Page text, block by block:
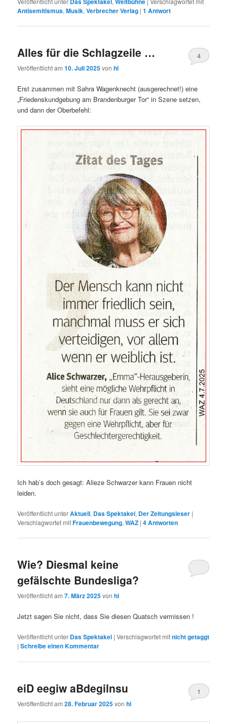
Antisemitismus,Musik,Verbrecher Verlag |1 Antwort
Alles für die Schlagzeile …
Veröffentlicht am10. Juli 2025vonhl
4
Erst zusammen mit Sahra Wagenknecht (ausgerechnet!) eine
„Friedenskundgebung am Brandenburger Tor“ in Szene setzen,
und dann der Oberbefehl:
Ich hab’s doch gesagt: Alieze Schwarzer kann Frauen nicht
leiden.
Veröffentlicht unterAktuell, Das Spektakel, Der Zeitungsleser |
Verschlagwortet mitFrauenbewegung,WAZ |4Antworten
Wie? Diesmal keine
gefälschte Bundesliga?
Veröffentlicht am7. März 2025vonhl
Jetzt sagen Sie nicht, dass Sie diesen Quatsch vermissen !
Veröffentlicht unter Das Spektakel |Verschlagwortet mitnicht getaggt
|Schreibe einen Kommentar
eiD eegiw aBdegilnsu
Veröffentlicht am28. Februar 2025vonhl
1